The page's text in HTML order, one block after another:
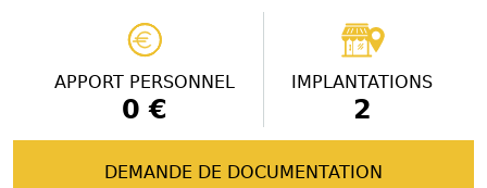
APPORT PERSONNEL
0 €
IMPLANTATIONS
2
DEMANDE DE DOCUMENTATION